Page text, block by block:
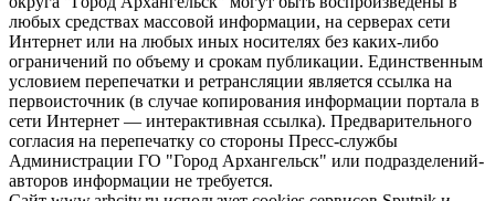
любых средствах массовой информации, на серверах сети
Интернет или на любых иных носителях без каких-либо
ограничений по объему и срокам публикации. Единственным
условием перепечатки и ретрансляции является ссылка на
первоисточник (в случае копирования информации портала в
сети Интернет — интерактивная ссылка). Предварительного
согласия на перепечатку со стороны Пресс-службы
Администрации ГО "Город Архангельск" или подразделений-
авторов информации не требуется.